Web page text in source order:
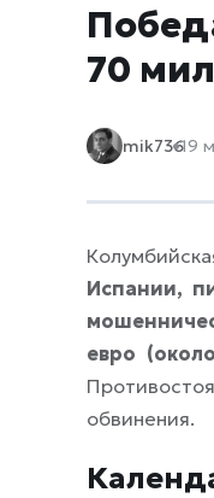
70
mik73619
Испании,
евро
обвинения.